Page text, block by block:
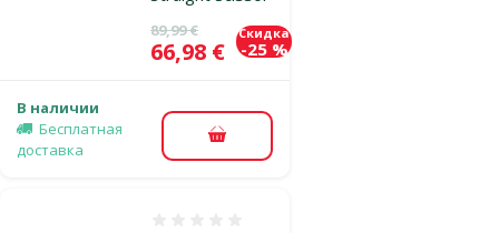
Исходная цена
89,99 €
Цена
66,98 €
Скидка
-25 %
В наличии
Бесплатная
доставка
В корзину